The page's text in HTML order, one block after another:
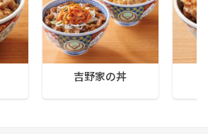
吉野家の丼